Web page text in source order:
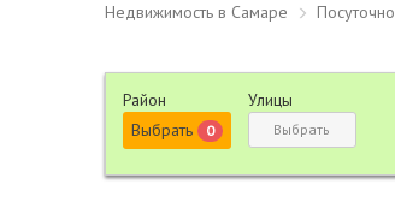
Недвижимость в Самаре Посуточно
Район
Выбрать
0
Улицы
Выбрать